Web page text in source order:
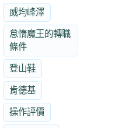
威均峰澤
怠惰魔王的轉職
條件
登山鞋
肯德基
操作評價